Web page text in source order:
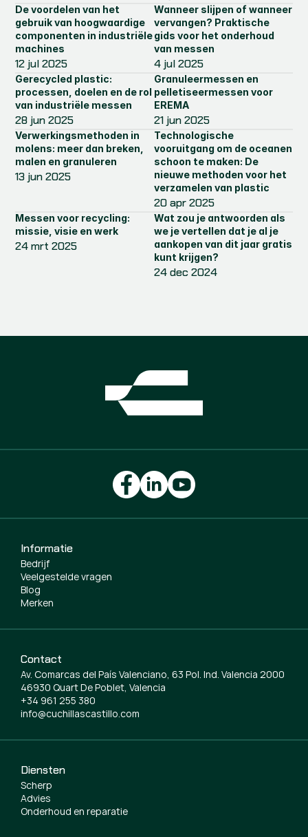
De voordelen van het
gebruik van hoogwaardige
componenten in industriële
machines
12 jul 2025
Wanneer slijpen of wanneer
vervangen? Praktische
gids voor het onderhoud
van messen
4 jul 2025
Gerecycled plastic:
processen, doelen en de rol
van industriële messen
28 jun 2025
Granuleermessen en
pelletiseermessen voor
EREMA
21 jun 2025
Verwerkingsmethoden in
molens: meer dan breken,
malen en granuleren
13 jun 2025
Technologische
vooruitgang om de oceanen
schoon te maken: De
nieuwe methoden voor het
verzamelen van plastic
20 apr 2025
Messen voor recycling:
missie, visie en werk
24 mrt 2025
Wat zou je antwoorden als
we je vertellen dat je al je
aankopen van dit jaar gratis
kunt krijgen?
24 dec 2024
Diensten
Scherp
Advies
Onderhoud en reparatie
Informatie
Bedrijf
Veelgestelde vragen
Blog
Merken
Contact
Av. Comarcas del País Valenciano, 63 Pol. Ind. Valencia 2000
46930 Quart De Poblet, Valencia
+34 961 255 380
info@cuchillascastillo.com